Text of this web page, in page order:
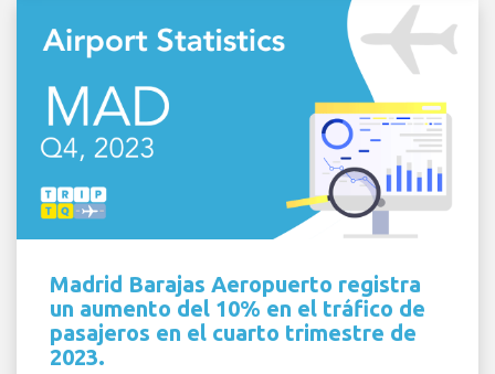
Madrid Barajas Aeropuerto registra
un aumento del 10% en el tráfico de
pasajeros en el cuarto trimestre de
2023.